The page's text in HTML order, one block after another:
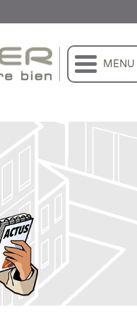
MENU